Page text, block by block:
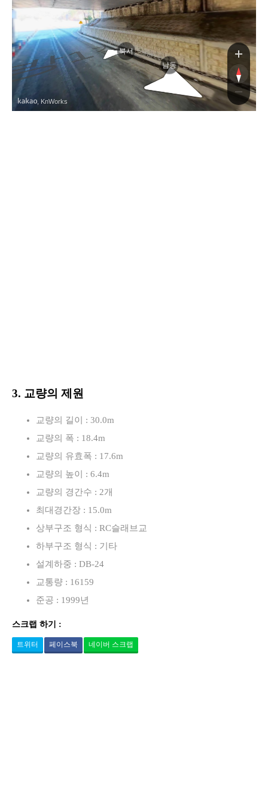
북서
남동
, KnWorks
3. 교량의 제원
교량의 길이 : 30.0m
교량의 폭 : 18.4m
교량의 유효폭 : 17.6m
교량의 높이 : 6.4m
교량의 경간수 : 2개
최대경간장 : 15.0m
상부구조 형식 : RC슬래브교
하부구조 형식 : 기타
설계하중 : DB-24
교통량 : 16159
준공 : 1999년
스크랩 하기 :
트위터 페이스북 네이버 스크랩